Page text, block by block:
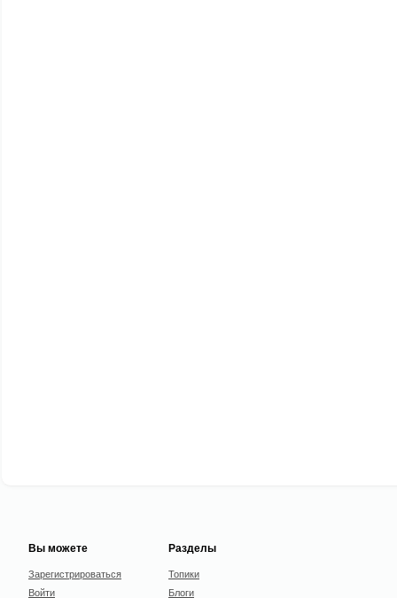
Вы можете
Зарегистрироваться
Войти
Разделы
Топики
Блоги